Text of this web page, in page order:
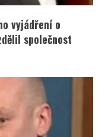
vyjádření o
společnost